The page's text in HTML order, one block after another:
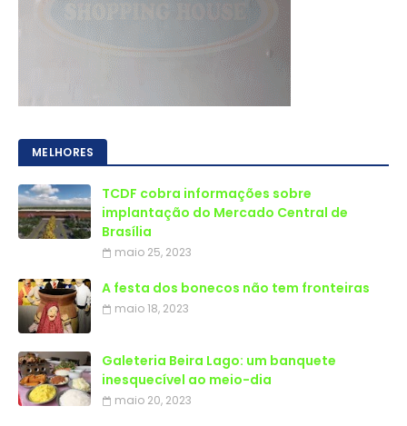
MELHORES
TCDF cobra informações sobre
implantação do Mercado Central de
Brasília
maio 25, 2023
A festa dos bonecos não tem fronteiras
maio 18, 2023
Galeteria Beira Lago: um banquete
inesquecível ao meio-dia
maio 20, 2023